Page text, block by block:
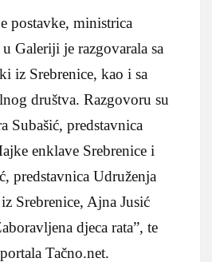
postavke, ministrica
Galeriji je razgovarala sa
iz Srebrenice, kao i sa
društva. Razgovoru su
Subašić, predstavnica
enklave Srebrenice i
predstavnica Udruženja
Srebrenice, Ajna Jusić
djeca rata”, te
Tačno.net.